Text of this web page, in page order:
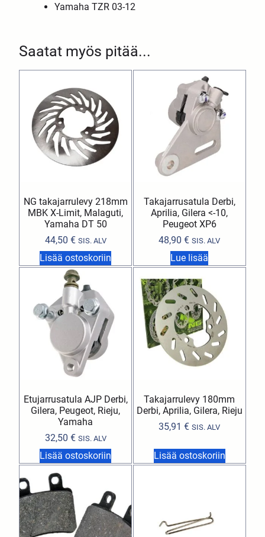
Saatat myös pitää...
NG takajarrulevy 218mm
MBK X-Limit, Malaguti,
Yamaha DT 50
44,50 € SIS. ALV
Lisää ostoskoriin
Takajarrusatula Derbi,
Aprilia, Gilera <-10,
Peugeot XP6
48,90€ SIS. ALV
Lue lisää
Etujarrusatula AJP Derbi,
Gilera, Peugeot, Rieju,
Yamaha
32,50 € SIS. ALV
Lisää ostoskoriin
Takajarrulevy 180mm
Derbi, Aprilia, Gilera, Rieju
35,91€ SIS. ALV
Lisää ostoskoriin
Yamaha TZR 03-12